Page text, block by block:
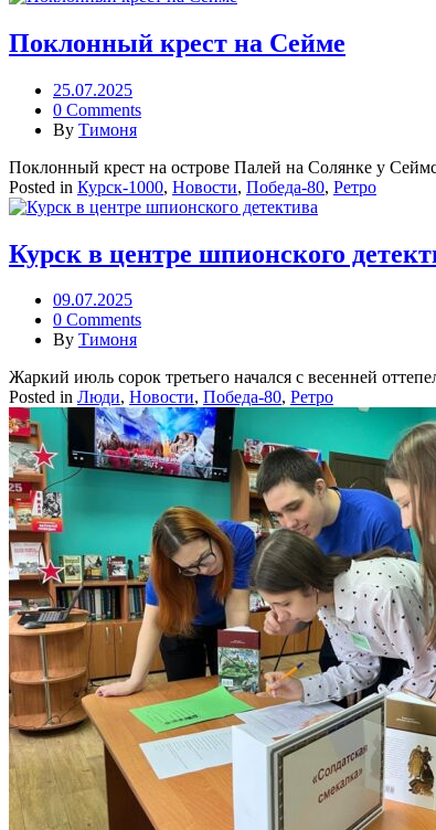
Поклонный крест на Сейме
25.07.2025
0 Comments
By Тимоня
Поклонный крест на острове Палей на Солянке у
Posted in Курск-1000, Новости, Победа-80, Ретро
Курск в центре шпионского
09.07.2025
0 Comments
By Тимоня
Жаркий июль сорок третьего начался с весенней
Posted in Люди, Новости, Победа-80, Ретро